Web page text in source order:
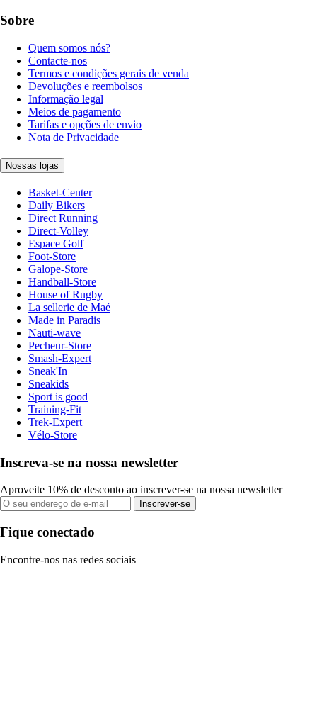
Sobre
Quem somos nós?
Contacte-nos
Termos e condições gerais de venda
Devoluções e reembolsos
Informação legal
Meios de pagamento
Tarifas e opções de envio
Nota de Privacidade
Nossas lojas
Basket-Center
Daily Bikers
Direct Running
Direct-Volley
Espace Golf
Foot-Store
Galope-Store
Handball-Store
House of Rugby
La sellerie de Maé
Made in Paradis
Nauti-wave
Pecheur-Store
Smash-Expert
Sneak'In
Sneakids
Sport is good
Training-Fit
Trek-Expert
Vélo-Store
Inscreva-se na nossa newsletter
Aproveite 10% de desconto ao inscrever-se na nossa newsletter
Inscrever-se
Fique conectado
Encontre-nos nas redes sociais